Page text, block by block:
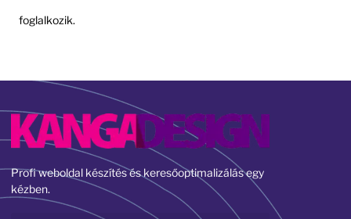
foglalkozik.
Profi weboldal készítés és keresőoptimalizálás egy
kézben.